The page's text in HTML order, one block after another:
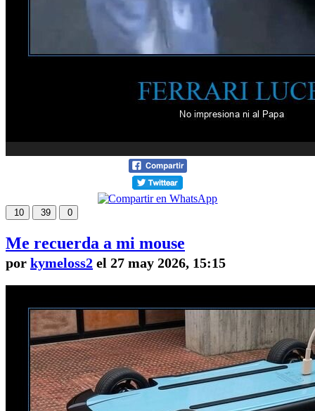
10 39 0
Me recuerda a mi mouse
por kymeloss2 el 27 may 2026, 15:15